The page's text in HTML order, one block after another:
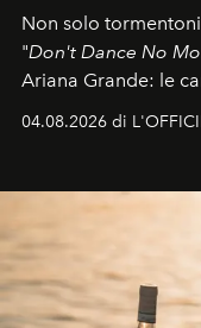
Non solo
"Don't Dance No
Ariana Grande: le
colonna sonora
04.08.2026 di